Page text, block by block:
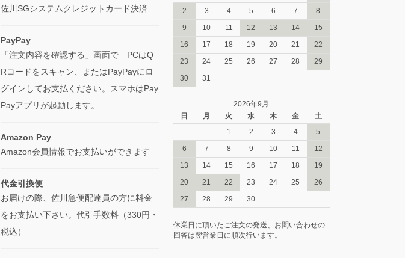
佐川SGシステムクレジットカード決済
PayPay
「注文内容を確認する」画面で PCはQ
Rコードをスキャン、またはPayPayにロ
グインしてお支払ください。スマホはPay
Payアプリが起動します。
Amazon Pay
Amazon会員情報でお支払いができます
代金引換便
お届けの際、佐川急便配達員の方に料金
をお支払い下さい。代引手数料（330円・
税込）
2
3 4 5 6 7
8
9
10 11 12 13 14
15
16
17 18 19 20 21
22
23
24 25 26 27 28
29
30
31
2026年9月
日
月 火 水 木 金
土
1
2 3 4
5
6
7 8 9 10 11
12
13
14 15 16 17 18
19
20
21 22 23 24 25
26
27
28 29 30
休業日に頂いたご注文の発送、お問い合わせの
回答は翌営業日に順次行います。